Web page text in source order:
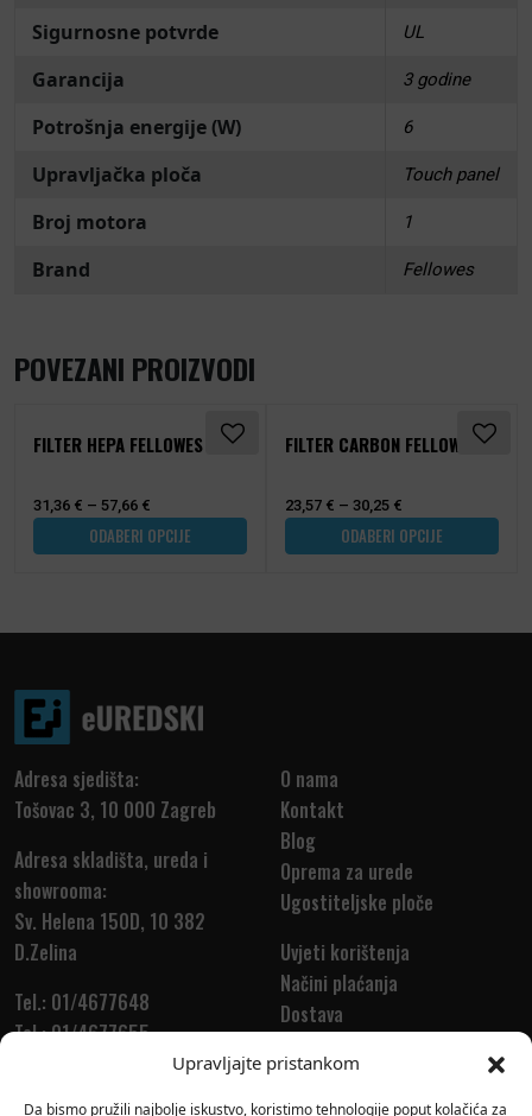
Upravljajte pristankom
Da bismo pružili najbolje iskustvo, koristimo tehnologije poput kolačića za
Sigurnosne potvrde UL
Garancija 3 godine
Potrošnja energije (W) 6
Upravljačka ploča Touch panel
Broj motora 1
Brand Fellowes
POVEZANI PROIZVODI
FILTER HEPA FELLOWES
31,36 € – 57,66 €
ODABERI OPCIJE
Ovaj proizvod ima više varijanti. Opcije se mogu odabrati na
FILTER CARBON FELLOWES
23,57 € – 30,25 €
ODABERI OPCIJE
Ovaj proizvod ima više
Adresa sjedišta:
Tošovac 3, 10 000 Zagreb
Adresa skladišta, ureda i
showrooma:
Sv. Helena 150D, 10 382
D.Zelina
Tel.: 01/4677648
Tel.: 01/4677655
O nama
Kontakt
Blog
Oprema za urede
Ugostiteljske ploče
Uvjeti korištenja
Načini plaćanja
Dostava